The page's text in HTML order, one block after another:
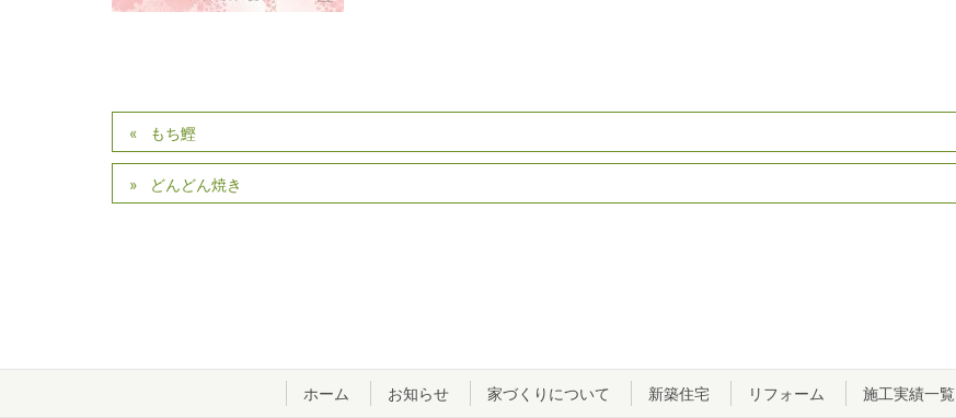
もち鰹
どんどん焼き
ホーム お知らせ 家づくりについて 新築住宅 リフォーム 施工実績一覧